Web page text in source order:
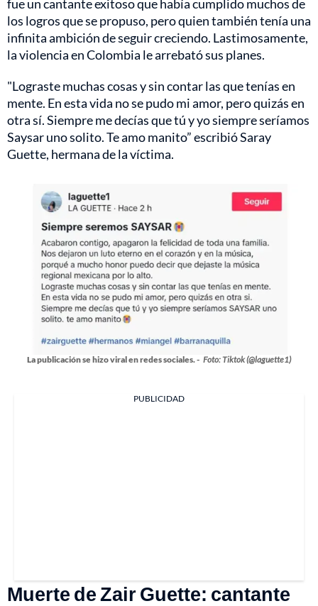
fue un cantante exitoso que había cumplido muchos de
los logros que se propuso, pero quien también tenía una
infinita ambición de seguir creciendo. Lastimosamente,
la violencia en Colombia le arrebató sus planes.
"Lograste muchas cosas y sin contar las que tenías en
mente. En esta vida no se pudo mi amor, pero quizás en
otra sí. Siempre me decías que tú y yo siempre seríamos
Saysar uno solito. Te amo manito” escribió Saray
Guette, hermana de la víctima.
La publicación se hizo viral en redes sociales. - Foto: Tiktok (@laguette1)
PUBLICIDAD
Muerte de Zair Guette: cantante